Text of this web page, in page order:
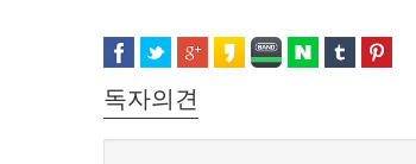
독자의견